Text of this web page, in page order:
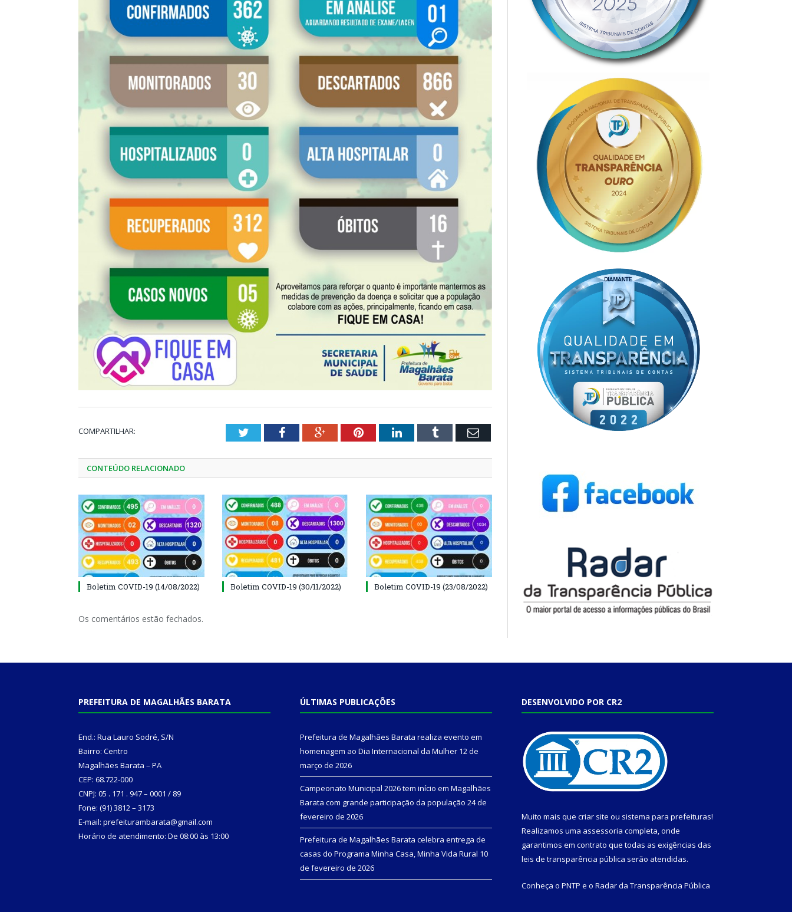
COMPARTILHAR: TwitterFacebookGoogle+PinterestLinkedInTumblr Email
CONTEÚDO RELACIONADO
Boletim COVID-19 (14/08/2022) Boletim COVID-19 (30/11/2022) Boletim COVID-19 (23/08/2022)
Os comentários estão fechados.
PREFEITURA DE MAGALHÃES BARATA
End.: Rua Lauro Sodré, S/N
Bairro: Centro
Magalhães Barata – PA
CEP: 68.722-000
CNPJ: 05 . 171 . 947 – 0001 / 89
Fone: (91) 3812 – 3173
E-mail: prefeiturambarata@gmail.com
Horário de atendimento: De 08:00 às 13:00
ÚLTIMAS PUBLICAÇÕES
Prefeitura de Magalhães Barata realiza evento em
homenagem ao Dia Internacional da Mulher 12 de
março de 2026
Campeonato Municipal 2026 tem início em Magalhães
Barata com grande participação da população 24 de
fevereiro de 2026
Prefeitura de Magalhães Barata celebra entrega de
casas do Programa Minha Casa, Minha Vida Rural 10
de fevereiro de 2026
DESENVOLVIDO POR CR2
Muito mais que criar site ou sistema para prefeituras!
Realizamos uma assessoria completa, onde
garantimos em contrato que todas as exigências das
leis de transparência pública serão atendidas.
Conheça o PNTP e o Radar da Transparência Pública